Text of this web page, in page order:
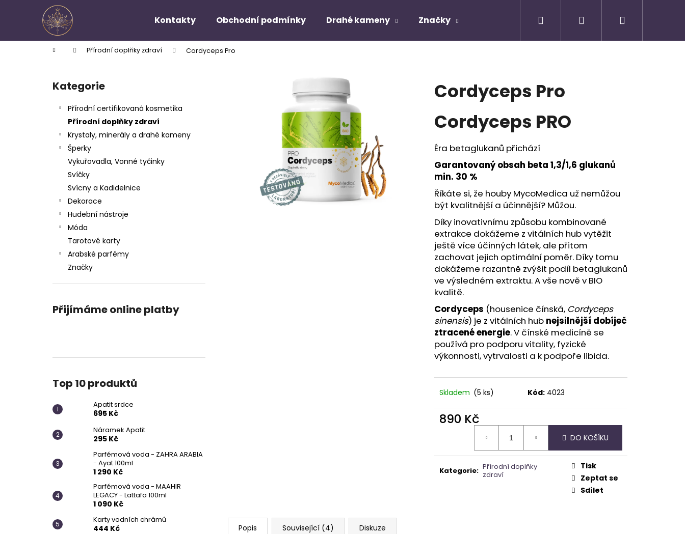
Kontakty Obchodní podmínky Drahé kameny Značky Přihlášení
Domů Přírodní doplňky zdraví Cordyceps Pro
Přeskočit
kategorie
Kategorie
Přírodní certifikovaná kosmetika
Přírodní doplňky zdraví
Krystaly, minerály a drahé kameny
Šperky
Vykuřovadla, Vonné tyčinky
Svíčky
Svícny a Kadidelnice
Dekorace
Hudební nástroje
Móda
Tarotové karty
Arabské parfémy
Značky
Přijímáme online platby
Top 10 produktů
Apatit srdce
695 Kč
Náramek Apatit
295 Kč
Parfémová voda - ZAHRA ARABIA
- Ayat 100ml
1 290 Kč
Parfémová voda - MAAHIR
LEGACY - Lattafa 100ml
1 090 Kč
Karty vodních chrámů
444 Kč
Cordyceps Pro
Cordyceps PRO
Éra betaglukanů přichází
Garantovaný obsah beta 1,3/1,6 glukanů
min. 30 %
Říkáte si, že houby MycoMedica už nemůžou
být kvalitnější a účinnější? Můžou.
Díky inovativnímu způsobu kombinované
extrakce dokážeme z vitálních hub vytěžit
ještě více účinných látek, ale přitom
zachovat jejich optimální poměr. Díky tomu
dokážeme razantně zvýšit podíl betaglukanů
ve výsledném extraktu. A vše nově v BIO
kvalitě.
Cordyceps (housenice čínská, Cordyceps
sinensis) je z vitálních hub nejsilnější dobíječ
ztracené energie. V čínské medicíně se
používá pro podporu vitality, fyzické
výkonnosti, vytrvalosti a k podpoře libida.
Skladem (5 ks) Kód: 4023
890 Kč
DO KOŠÍKU
Kategorie: Přírodní doplňky
zdraví
Tisk
Zeptat se
Sdílet
Popis Související (4) Diskuze
í
Zpět
do
Zpět
do
Co potřebujete najít?
Doporučujeme
Následující
APATIT SRDCE
695 Kč
PARFÉMOVÁ VODA - ZAHRA ARABIA -
AYAT 100ML